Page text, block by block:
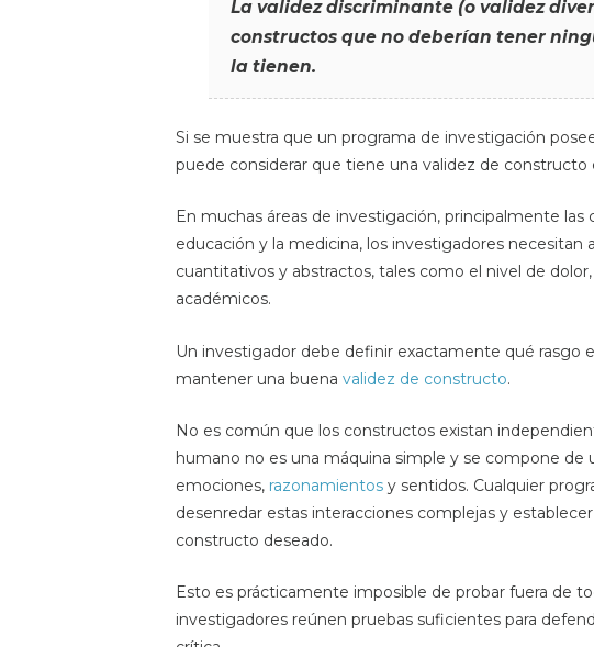
La validez discriminante (o validez
constructos que no deberían tener
la tienen.
Si se muestra que un programa de investigación
puede considerar que tiene una validez de constructo
En muchas áreas de investigación, principalmente las
educación y la medicina, los investigadores necesitan
cuantitativos y abstractos, tales como el nivel de
académicos.
Un investigador debe definir exactamente qué rasgo
mantener una buena validez de constructo.
No es común que los constructos existan
humano no es una máquina simple y se compone de
emociones, razonamientos y sentidos. Cualquier
desenredar estas interacciones complejas y
constructo deseado.
Esto es prácticamente imposible de probar fuera de
investigadores reúnen pruebas suficientes para